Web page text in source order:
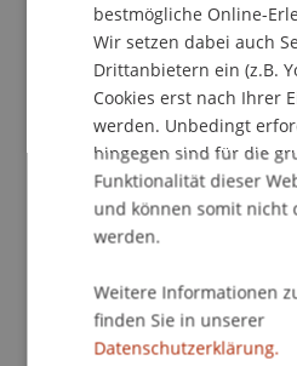
greifbarer Nähe zu sein
im Zusammenhang mit
bzw. "Digital Fabrication"
industriellen Revolution
richtigen Gerät und der
Software soll es in Zukunft
Zeit und an jedem Ort der
komplexe Gegenstände
diesem Hintergrund wird
Demokratisierung der
bestmögliche Online-
Wir setzen dabei auch
Drittanbietern ein (z.B.
Cookies erst nach Ihrer
werden. Unbedingt
hingegen sind für die
Funktionalität dieser
und können somit nicht
werden.
Weitere Informationen
finden Sie in unserer
Datenschutzerklärung.